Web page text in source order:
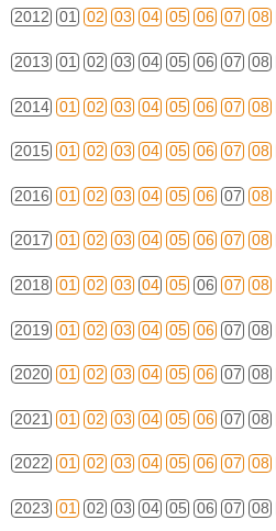
2012 01 02 03 04 05 06 07 08
2013 01 02 03 04 05 06 07 08
2014 01 02 03 04 05 06 07 08
2015 01 02 03 04 05 06 07 08
2016 01 02 03 04 05 06 07 08
2017 01 02 03 04 05 06 07 08
2018 01 02 03 04 05 06 07 08
2019 01 02 03 04 05 06 07 08
2020 01 02 03 04 05 06 07 08
2021 01 02 03 04 05 06 07 08
2022 01 02 03 04 05 06 07 08
2023 01 02 03 04 05 06 07 08